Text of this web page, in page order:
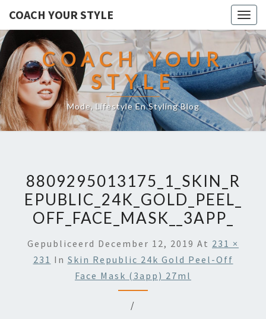
COACH YOUR STYLE
COACH YOUR
STYLE
Mode, Lifestyle En Styling Blog
8809295013175_1_SKIN_R
EPUBLIC_24K_GOLD_PEEL_
OFF_FACE_MASK__3APP_
Gepubliceerd December 12, 2019 At 231 ×
231 In Skin Republic 24k Gold Peel-Off
Face Mask (3app) 27ml
/